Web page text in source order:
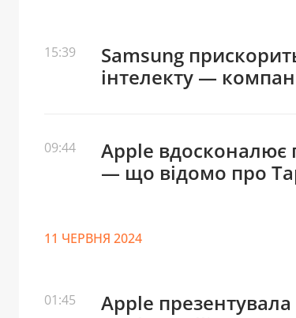
15:39
Samsung
інтелекту —
09:44
Apple вдосконалює
— що відомо про
11 ЧЕРВНЯ 2024
01:45
Apple